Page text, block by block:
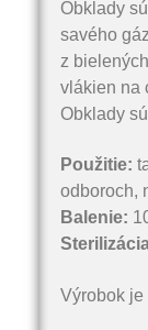
Obklady
savého
z
vlákien na
Obklady
Použitie:
odboroch,
Balenie:
Výrobok je